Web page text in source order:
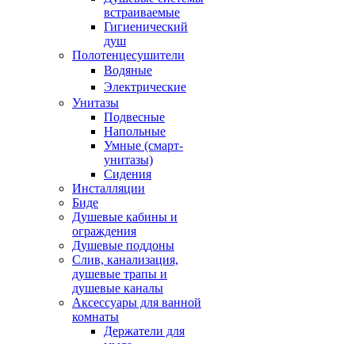
встраиваемые
Гигиенический
душ
Полотенцесушители
ㅤВодяные
ㅤЭлектрические
Унитазы
Подвесные
Напольные
Умные (смарт-
унитазы)
Сидения
Инсталляции
Биде
Душевые кабины и
ограждения
Душевые поддоны
Слив, канализация,
душевые трапы и
душевые каналы
Аксессуары для ванной
комнаты
Держатели для